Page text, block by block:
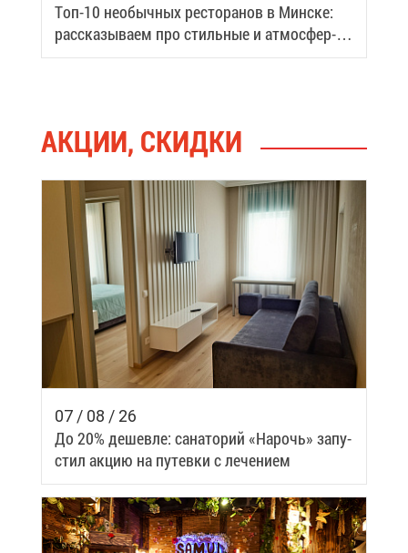
Топ-10 необыч­ных ре­сто­ра­нов в Мин­ске:
рас­ска­зы­ва­ем про стиль­ные и ат­мо­сфер­
ные ме­ста го­ро­да
АК­ЦИИ, СКИД­КИ
07 / 08 / 26
До 20% де­шев­ле: са­на­то­рий «На­рочь» за­пу­
стил ак­цию на пу­тев­ки с ле­че­ни­ем